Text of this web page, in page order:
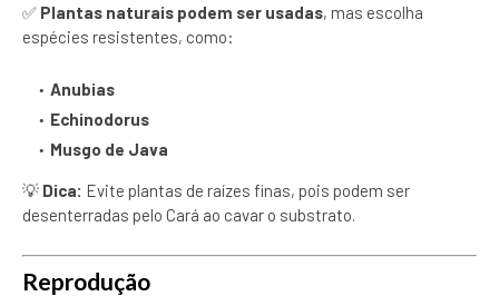
✅ Plantas naturais podem ser usadas, mas escolha
espécies resistentes, como:
Anubias
Echinodorus
Musgo de Java
💡 Dica: Evite plantas de raízes finas, pois podem ser
desenterradas pelo Cará ao cavar o substrato.
Reprodução